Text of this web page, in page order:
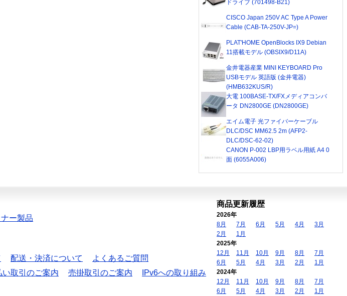
ドライブ (701498-B21)
CISCO Japan 250V AC Type A Power
Cable (CAB-TA-250V-JP=)
PLAT'HOME OpenBlocks IX9 Debian
11搭載モデル (OBSIX9/D11A)
金井電器産業 MINI KEYBOARD Pro
USBモデル 英語版 (金井電器)
(HMB632KUS/R)
大電 100BASE-TX/FXメディアコンバ
ータ DN2800GE (DN2800GE)
エイム電子 光ファイバーケーブル
DLC/DSC MM62.5 2m (AFP2-
DLC/DSC-62-02)
CANON P-002 LBP用ラベル用紙 A4 0
面 (6055A006)
ー製品
配送・決済について
よくあるご質問
取引のご案内 売掛取引のご案内
IPv6への取り組み
商品更新履歴
2026年
8月
7月 6月 5月 4月
3月
2月
1月
2025年
12月
11月 10月 9月 8月
7月
6月
5月 4月 3月 2月
1月
2024年
12月
11月 10月 9月 8月
7月
6月
5月 4月 3月 2月
1月